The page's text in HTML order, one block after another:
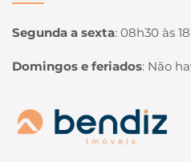
Segunda a sexta: 08h30 às
Domingos e feriados: Não
Página inicial